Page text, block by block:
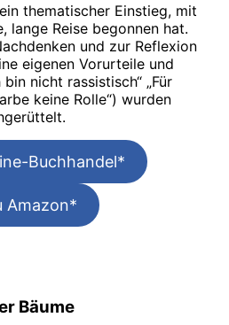
thematischer Einstieg, mit
lange Reise begonnen hat.
und zur Reflexion
eigenen Vorurteile und
nicht rassistisch“ „Für
keine Rolle“) wurden
Buchhandel*
Amazon*
Bäume